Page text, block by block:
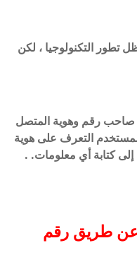
التكنولوجيا ، لكن
صاحب رقم وهوية المتصل
التعرف على هوية
كتابة أي معلومات. .
طريق رقم